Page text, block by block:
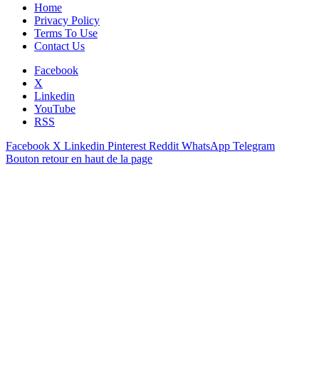
Home
Privacy Policy
Terms To Use
Contact Us
Facebook
X
Linkedin
YouTube
RSS
Facebook X Linkedin Pinterest Reddit WhatsApp Telegram
Bouton retour en haut de la page